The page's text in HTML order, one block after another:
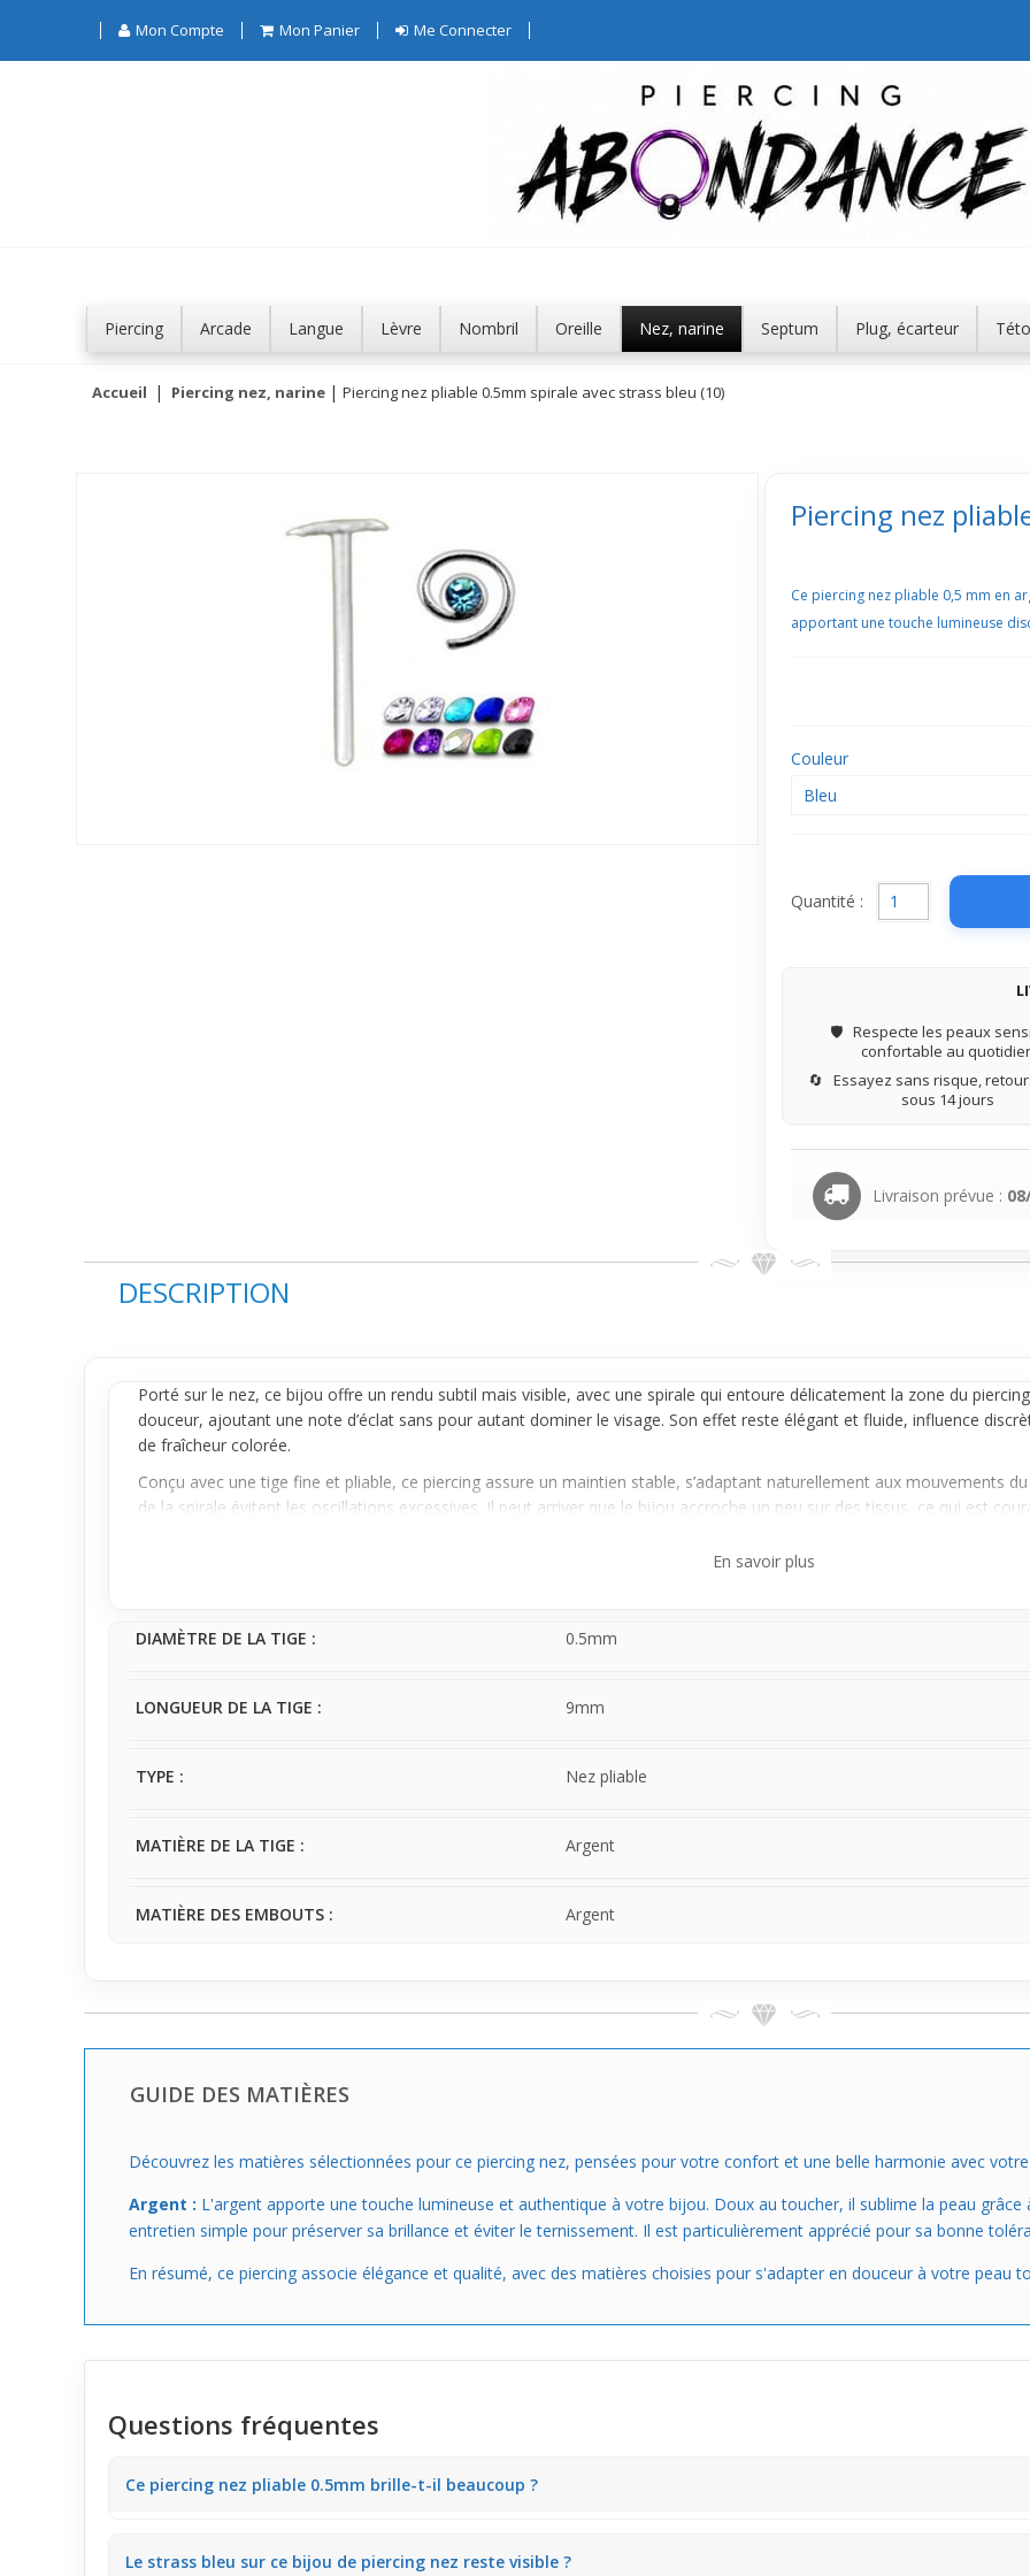
Mon Compte Mon Panier Me Connecter
Piercing Arcade Langue Lèvre Nombril Oreille Nez, narine Septum Plug, écarteur
Accueil Piercing nez, narine Piercing nez pliable 0.5mm spirale avec strass bleu (10)
Piercing nez
Ce piercing nez pliable 0,5 mm en
apportant une touche lumineuse
Couleur
Bleu
Quantité :
🛡️ Respecte les peaux
confortable au
🔄 Essayez sans risque,
sous 14 jours
Livraison prévue :
DESCRIPTION
Porté sur le nez, ce bijou offre un rendu subtil mais visible, avec une spirale qui entoure délicatement la zone du
douceur, ajoutant une note d’éclat sans pour autant dominer le visage. Son effet reste élégant et fluide, influence
de fraîcheur colorée.
Conçu avec une tige fine et pliable, ce piercing assure un maintien stable, s’adaptant naturellement aux mouvements
de la spirale évitent les oscillations excessives. Il peut arriver que le bijou accroche un peu sur des tissus, ce qui est
Pensé pour une utilisation quotidienne, il s’adresse à celles et ceux qui souhaitent débuter avec un piercing discret
En savoir plus
DIAMÈTRE DE LA TIGE : 0.5mm
LONGUEUR DE LA TIGE : 9mm
TYPE : Nez pliable
MATIÈRE DE LA TIGE : Argent
MATIÈRE DES EMBOUTS : Argent
GUIDE DES MATIÈRES
Découvrez les matières sélectionnées pour ce piercing nez, pensées pour votre confort et une belle harmonie avec
Argent : L'argent apporte une touche lumineuse et authentique à votre bijou. Doux au toucher, il sublime la peau grâce
entretien simple pour préserver sa brillance et éviter le ternissement. Il est particulièrement apprécié pour sa bonne
En résumé, ce piercing associe élégance et qualité, avec des matières choisies pour s'adapter en douceur à votre peau
Questions fréquentes
Ce piercing nez pliable 0.5mm brille-t-il beaucoup ?
subtil à votre allure au quotidien.
Le strass bleu sur ce bijou de piercing nez reste visible ?